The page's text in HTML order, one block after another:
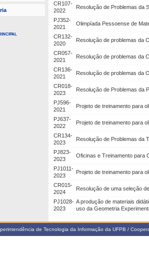
CR107-
2022
Resolução de Problemas da
PJ352-
2021
Olimpíada Pessoense de
CR132-
2020
Resolução de problemas da
CR057-
2021
Resolução de problemas da
CR136-
2021
Resolução de problemas da
CR018-
2023
Resolução de Problemas da
PJ596-
2021
Projeto de treinamento para
PJ637-
2022
Projeto de treinamento para
CR134-
2023
Resolução de Problemas da
PJ823-
2023
Oficinas e Treinamento para
PJ1011-
2023
Projeto de treinamento para
CR015-
2024
Resolução de uma seleção
PJ1028-
2023
A produção de materiais
uso da Geometria
de Tecnologia da Informação da UFPB /